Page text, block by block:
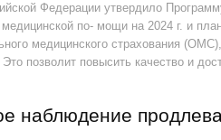
Федерации утвердило
по- мощи на 2024 г. и
медицинского страхования
позволит повысить качество и
наблюдение